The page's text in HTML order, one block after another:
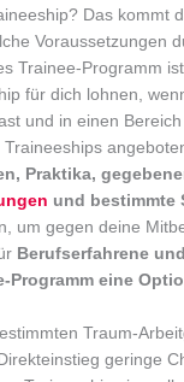
Das kommt
Voraussetzungen
Trainee-Programm
für dich lohnen,
und in einen
Praktika,
und bestimmte
um gegen deine
Berufserfahrene
Programm eine
Traum-
geringe